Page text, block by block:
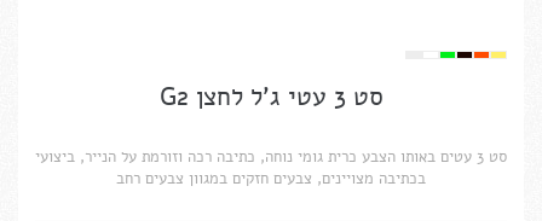
סט 3 עטי ג'ל לחצן G2
סט 3 עטים באותו הצבע כרית גומי נוחה, כתיבה רכה וזורמת על הנייר, ביצועי
בכתיבה מצויינים, צבעים חזקים במגוון צבעים רחב